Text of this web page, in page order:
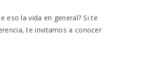
eso la vida en general? Si te
te invitamos a conocer